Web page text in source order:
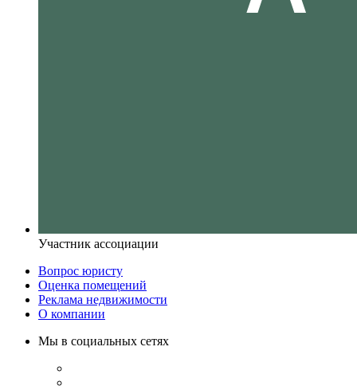
Участник ассоциации
Вопрос юристу
Оценка помещений
Реклама недвижимости
О компании
Мы в социальных сетях